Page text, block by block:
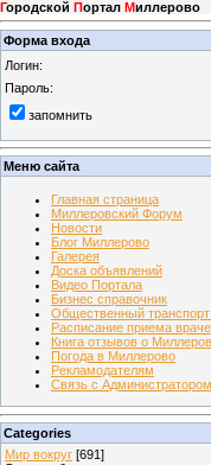
Городской Портал Миллерово
Форма входа
Логин:
Пароль:
запомнить
Меню сайта
Главная страница
Миллеровский Форум
Новости
Блог Миллерово
Галерея
Доска объявлений
Видео Портала
Бизнес справочник
Общественный
Расписание приема
Книга отзывов о
Погода в Миллерово
Рекламодателям
Связь с Администратором
Categories
Мир вокруг [691]